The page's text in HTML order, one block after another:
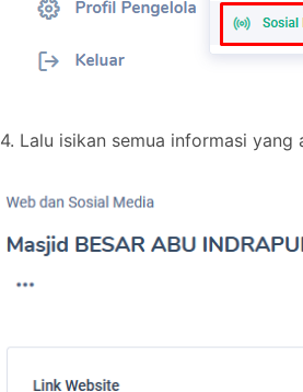
4. Lalu isikan semua informasi